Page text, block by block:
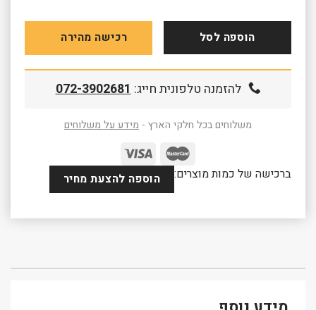
הוספה לסל רכישה מהירה
להזמנה טלפונית חייג: 072-3902681
משלוחים בכל חלקי הארץ - מידע על משלוחים
ברכישה של כמות מוצרים: הוספה להצעת מחיר